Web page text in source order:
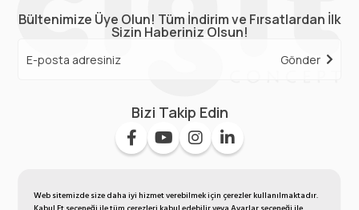
Web sitemizde size daha iyi hizmet verebilmek için çerezler kullanılmaktadır.
Bültenimize Üye Olun! Tüm İndirim ve Fırsatlardan İlk
Sizin Haberiniz Olsun!
Gönder
Bizi Takip Edin